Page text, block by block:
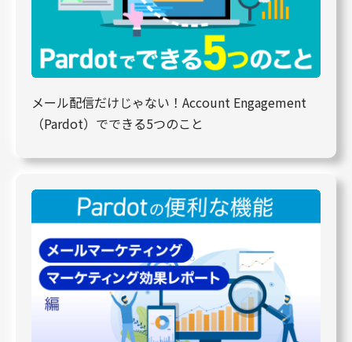
メール配信だけじゃない！Account Engagement
（Pardot）でできる5つのこと